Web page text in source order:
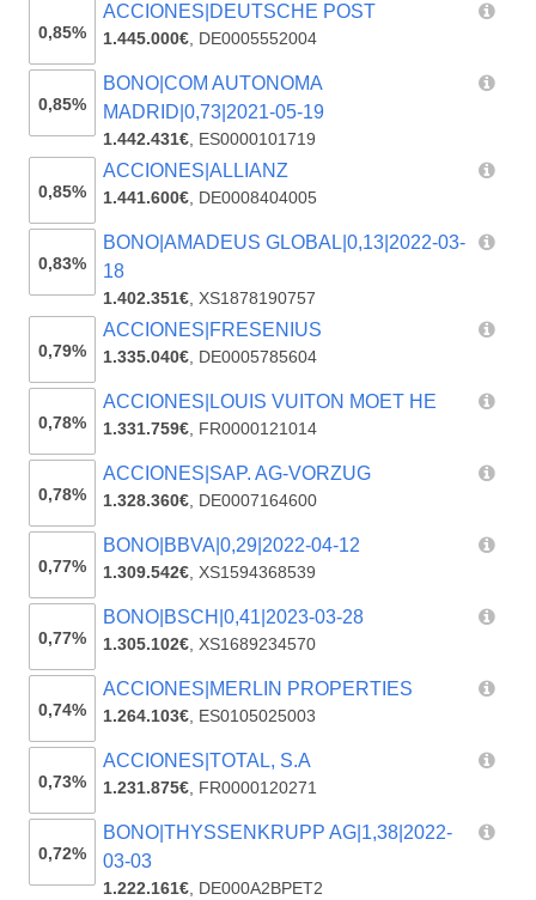
0,85%
ACCIONES|DEUTSCHE POST
1.445.000€, DE0005552004
0,85%
BONO|COM AUTONOMA
MADRID|0,73|2021-05-19
1.442.431€, ES0000101719
0,85%
ACCIONES|ALLIANZ
1.441.600€, DE0008404005
0,83%
BONO|AMADEUS GLOBAL|0,13|2022-03-
18
1.402.351€,XS1878190757
0,79%
ACCIONES|FRESENIUS
1.335.040€, DE0005785604
0,78%
ACCIONES|LOUIS VUITON MOET HE
1.331.759€, FR0000121014
0,78%
ACCIONES|SAP. AG-VORZUG
1.328.360€, DE0007164600
0,77%
BONO|BBVA|0,29|2022-04-12
1.309.542€,XS1594368539
0,77%
BONO|BSCH|0,41|2023-03-28
1.305.102€,XS1689234570
0,74%
ACCIONES|MERLIN PROPERTIES
1.264.103€, ES0105025003
0,73%
ACCIONES|TOTAL, S.A
1.231.875€, FR0000120271
0,72%
BONO|THYSSENKRUPP AG|1,38|2022-
03-03
1.222.161€, DE000A2BPET2